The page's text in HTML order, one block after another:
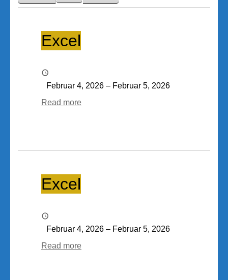
Excel
Februar 4, 2026 – Februar 5, 2026
Read more
Excel
Februar 4, 2026 – Februar 5, 2026
Read more